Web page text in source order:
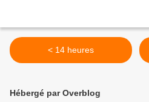
< 14 heures
Hébergé par Overblog